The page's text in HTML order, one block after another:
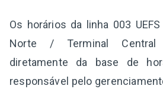
Os horários da linha 003
Norte / Terminal Central
diretamente da base de
responsável pelo